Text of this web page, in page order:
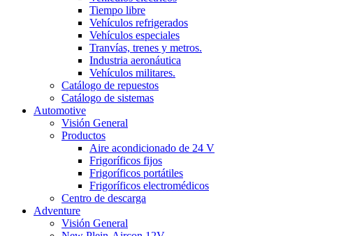
Tiempo libre
Vehículos refrigerados
Vehículos especiales
Tranvías, trenes y metros.
Industria aeronáutica
Vehículos militares.
Catálogo de repuestos
Catálogo de sistemas
Automotive
Visión General
Productos
Aire acondicionado de 24 V
Frigoríficos fijos
Frigoríficos portátiles
Frigoríficos electromédicos
Centro de descarga
Adventure
Visión General